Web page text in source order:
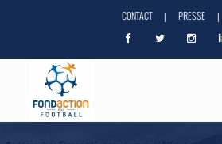
CONTACT | PRESSE |